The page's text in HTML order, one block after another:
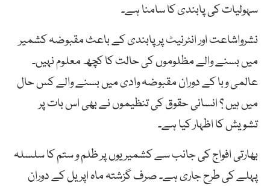
سہولیات کی پابندی کا سامنا ہے۔
نشرواشاعت اور انٹرنیٹ پر پابندی کے باعث مقبوضہ کشمیر
میں بسنے والے مظلوموں کی حالت کا کچھ معلوم نہیں۔
عالمی وبا کے دوران مقبوضہ وادی میں بسنے والے کس حال
میں ہیں ؟ انسانی حقوق کی تنظیموں نے بھی اس بات پر
تشویش کا اظہار کیا ہے۔
بھارتی افواج کی جانب سے کشمیریوں پر ظلم و ستم کا سلسلہ
پہلے کی طرح جاری ہے۔ صرف گزشتہ ماہ اپریل کے دوران